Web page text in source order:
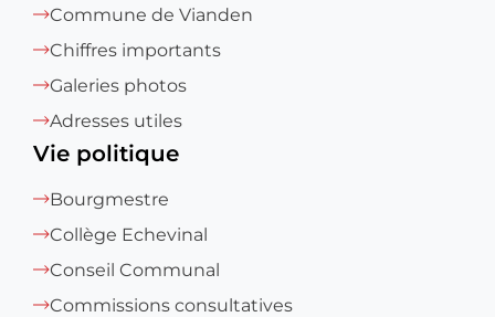
Commune de Vianden
Chiffres importants
Galeries photos
Adresses utiles
Vie politique
Bourgmestre
Collège Echevinal
Conseil Communal
Commissions consultatives